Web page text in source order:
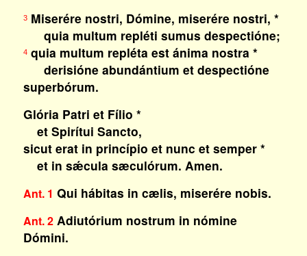
3Miserére nostri, Dómine, miserére nostri, *
quia multum repléti sumus despectióne;
4quia multum repléta est ánima nostra *
derisióne abundántium et despectióne
superbórum.
Glória Patri et Fílio *
et Spirítui Sancto,
sicut erat in princípio et nunc et semper *
et in sǽcula sæculórum. Amen.
Ant. 1 Qui hábitas in cælis, miserére nobis.
Ant. 2Adiutórium nostrum in nómine
Dómini.